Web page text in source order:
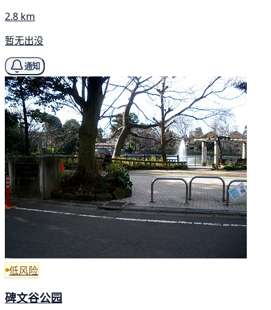
2.8 km
暂无出没
通知
低风险
碑文谷公园